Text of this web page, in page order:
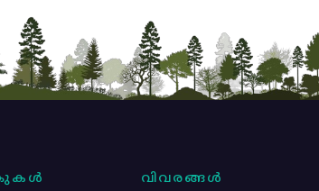
വിവരങ്ങൾ